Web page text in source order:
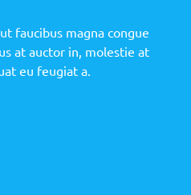
faucibus magna congue
at auctor in, molestie at
eu feugiat a.